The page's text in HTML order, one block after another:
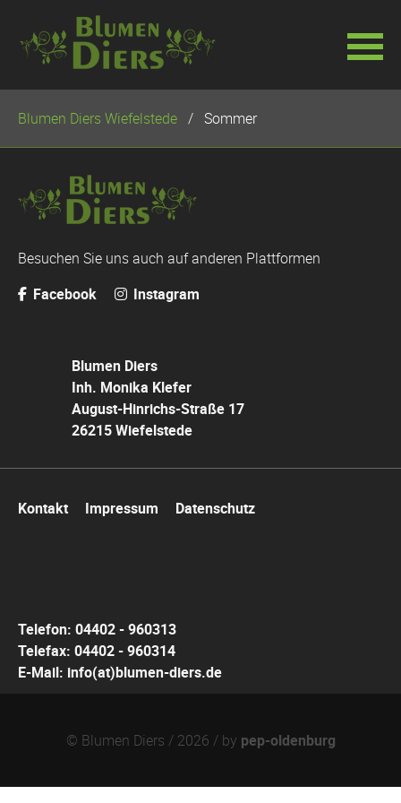
überspringen
Blumen Diers Wiefelstede Sommer
Besuchen Sie uns auch auf anderen Plattformen
Facebook
Instagram
Blumen Diers
Inh. Monika Klefer
August-Hinrichs-Straße 17
26215 Wiefelstede
überspringen
Kontakt Impressum Datenschutz
Telefon: 04402 - 960313
Telefax: 04402 - 960314
E-Mail: info(at)blumen-diers.de
© Blumen Diers / 2026 / by pep-oldenburg